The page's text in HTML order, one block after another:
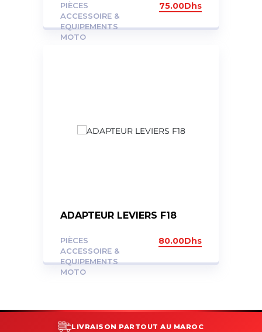
PIÈCES
ACCESSOIRE &
EQUIPEMENTS
MOTO
75.00Dhs
ADAPTEUR LEVIERS F18
PIÈCES
ACCESSOIRE &
EQUIPEMENTS
MOTO
80.00Dhs
LIVRAISON PARTOUT AU MAROC